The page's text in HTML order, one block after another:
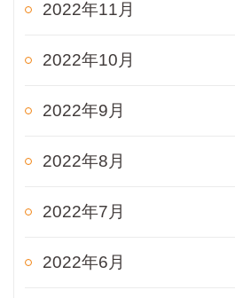
2022年11月
2022年10月
2022年9月
2022年8月
2022年7月
2022年6月